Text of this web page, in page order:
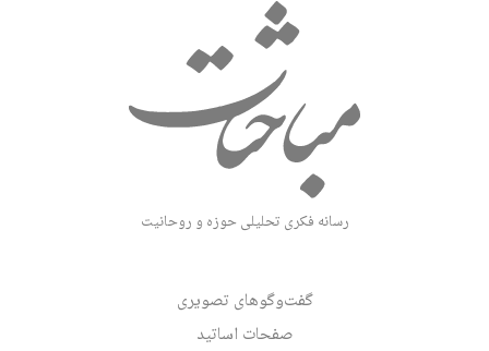
رسانه فکری تحلیلی حوزه و روحانیت
گفت‌وگوهای تصویری
صفحات اساتید